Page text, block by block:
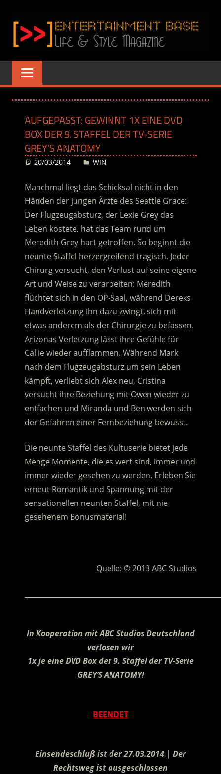
Inhalt
springen
BASE
–
LIFE
&
MAGAZINE
www.entertainment-
Base.de
AUFGEPASST: GEWINNT 1X EINE DVD
BOX DER 9. STAFFEL DER TV-SERIE
GREY’S ANATOMY
20/03/2014 Desiree
WIN
Manchmal liegt das Schicksal nicht in den
Händen der jungen Ärzte des Seattle Grace:
Der Flugzeugabsturz, der Lexie Grey das
Leben kostete, hat das Team rund um
Meredith Grey hart getroffen. So beginnt die
neunte Staffel herzergreifend tragisch. Jeder
Chirurg versucht, den Verlust auf seine eigene
Art und Weise zu verarbeiten: Meredith
flüchtet sich in den OP-Saal, während Dereks
Handverletzung ihn dazu zwingt, sich mit
etwas anderem als der Chirurgie zu befassen.
Arizonas Verletzung lässt ihre Gefühle für
Callie wieder aufflammen. Während Mark
nach dem Flugzeugabsturz um sein Leben
kämpft, verliebt sich Alex neu, Cristina
versucht ihre Beziehung mit Owen wieder zu
entfachen und Miranda und Ben werden sich
der Gefahren einer Fernbeziehung bewusst.
Die neunte Staffel des Kultuserie bietet jede
Menge Momente, die es wert sind, immer und
immer wieder gesehen zu werden. Erleben Sie
erneut Romantik und Spannung mit der
sensationellen neunten Staffel, mit nie
gesehenem Bonusmaterial!
Quelle: © 2013 ABC Studios
In Kooperation mitABC Studios Deutschland
verlosen wir
1x je eine DVD Box der 9. Staffel der TV-Serie
GREY’S ANATOMY!
BEENDET
Einsendeschluß ist der 27.03.2014 | Der
Rechtsweg ist ausgeschlossen